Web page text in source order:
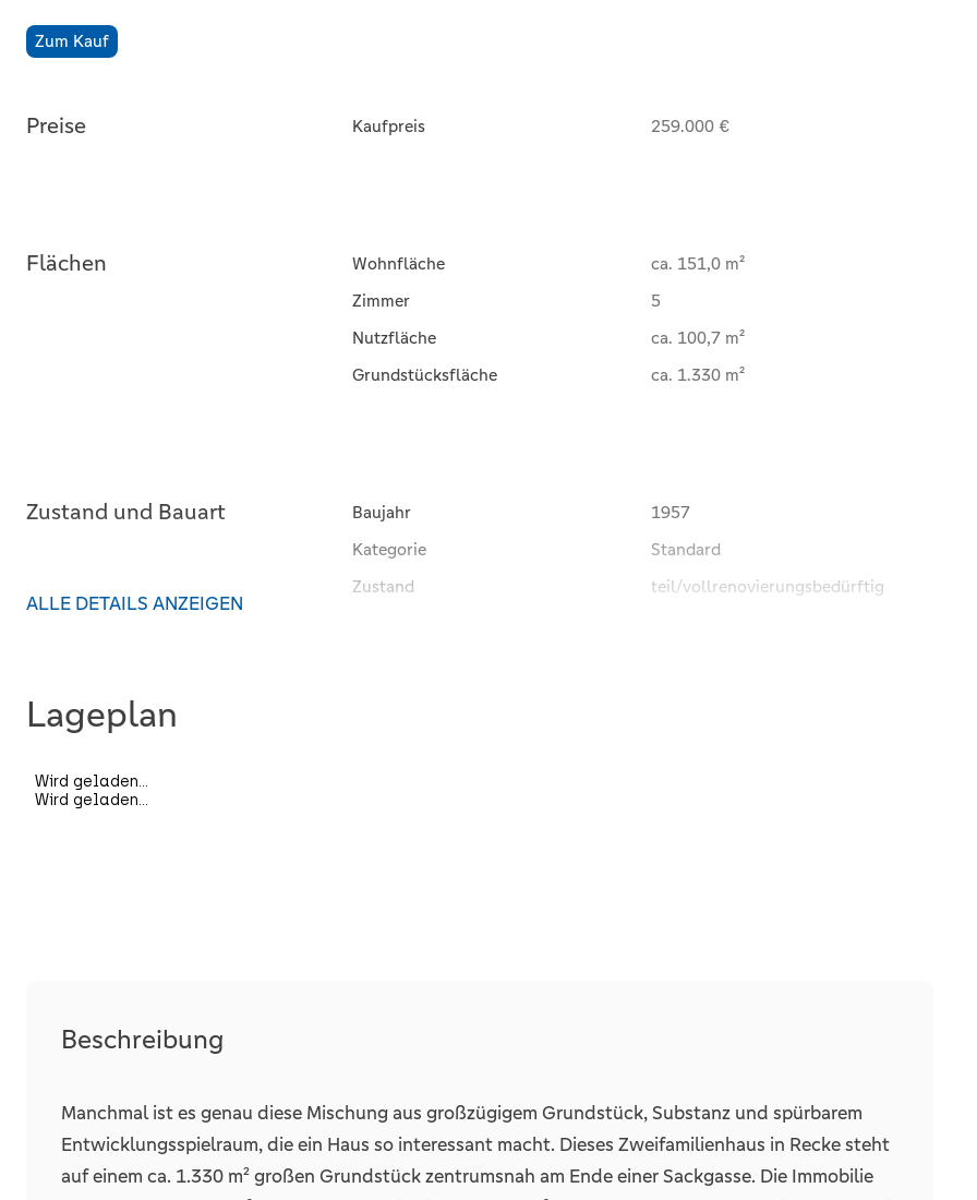
Zum Kauf
Preise Kaufpreis 259.000 €
Flächen Wohnfläche
ca. 151,0 m²
Zimmer
5
Nutzfläche
ca. 100,7 m²
Grundstücksfläche
ca. 1.330 m²
Zustand und Bauart Baujahr
1957
Kategorie
Standard
Zustand
teil/vollrenovierungsbedürftig
Räume, Flure und Etagen
Anzahl 1
ALLE DETAILS ANZEIGEN
Lageplan
Beschreibung
Manchmal ist es genau diese Mischung aus großzügigem Grundstück, Substanz und spürbarem
Entwicklungsspielraum, die ein Haus so interessant macht. Dieses Zweifamilienhaus in Recke steht
auf einem ca. 1.330 m² großen Grundstück zentrumsnah am Ende einer Sackgasse. Die Immobilie